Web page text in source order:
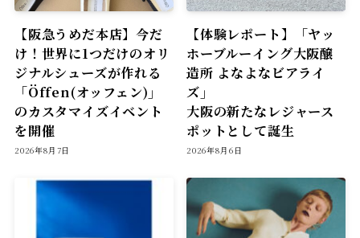
【阪急うめだ本店】今だ
け！世界に1つだけのオリ
ジナルシューズが作れる
「Öffen(オッフェン)」
のカスタマイズイベント
を開催
2026年8月7日
【体験レポート】「ヤッ
ホーブルーイング大阪醸
造所 よなよなビアライ
ズ」
大阪の新たなレジャース
ポットとして誕生
2026年8月6日